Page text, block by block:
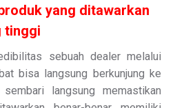
yang ditawarkan
tinggi
sebuah dealer melalui
bisa langsung berkunjung ke
langsung memastikan